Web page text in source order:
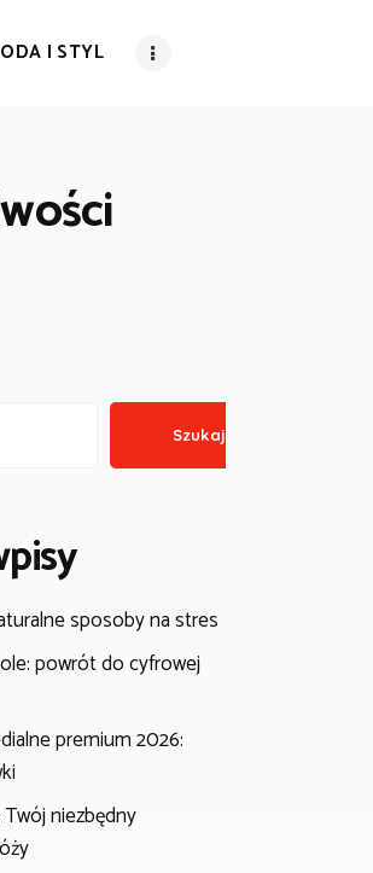
I STYL
Szukaj
sposoby na stres
powrót do cyfrowej
premium 2026:
niezbędny